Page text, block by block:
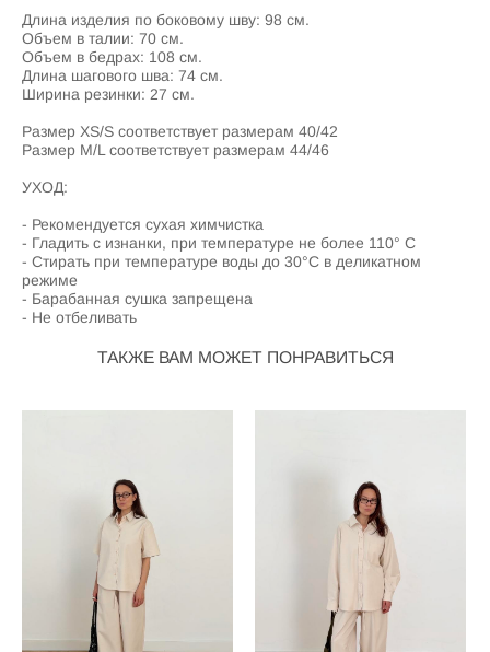
Длина изделия по боковому шву: 98 см.
Объем в талии: 70 см.
Объем в бедрах: 108 см.
Длина шагового шва: 74 см.
Ширина резинки: 27 см.
Размер XS/S соответствует размерам 40/42
Размер M/L соответствует размерам 44/46
УХОД:
- Рекомендуется сухая химчистка
- Гладить с изнанки, при температуре не более 110° C
- Стирать при температуре воды до 30°C в деликатном
режиме
- Барабанная сушка запрещена
- Не отбеливать
ТАКЖЕ ВАМ МОЖЕТ ПОНРАВИТЬСЯ